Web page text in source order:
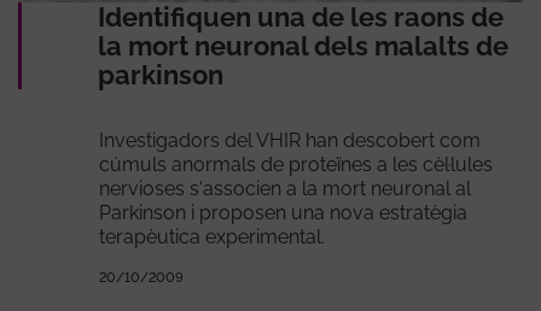
Identifiquen una de les raons de
la mort neuronal dels malalts de
parkinson
Investigadors del VHIR han descobert com
cúmuls anormals de proteïnes a les cèl·lules
nervioses s'associen a la mort neuronal al
Parkinson i proposen una nova estratègia
terapèutica experimental.
20/10/2009